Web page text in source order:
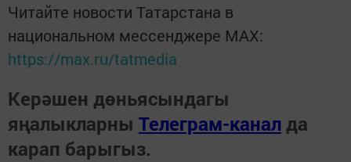
Читайте новости Татарстана в
национальном мессенджере MАХ:
https://max.ru/tatmedia
Керәшен дөньясындагы
яңалыкларны Телеграм-канал да
карап барыгыз.